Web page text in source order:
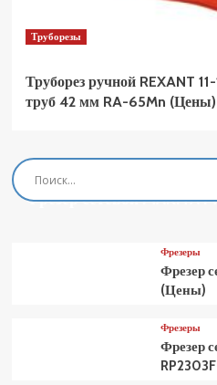
Труборезы
Труборез ручной REXANT
труб 42 мм RA-65Mn (Цены)
Фрезеры
Фрезер сетевой MAKITA
Фрезеры
Фрезер
(Цены)
Фрезеры
Фрезер